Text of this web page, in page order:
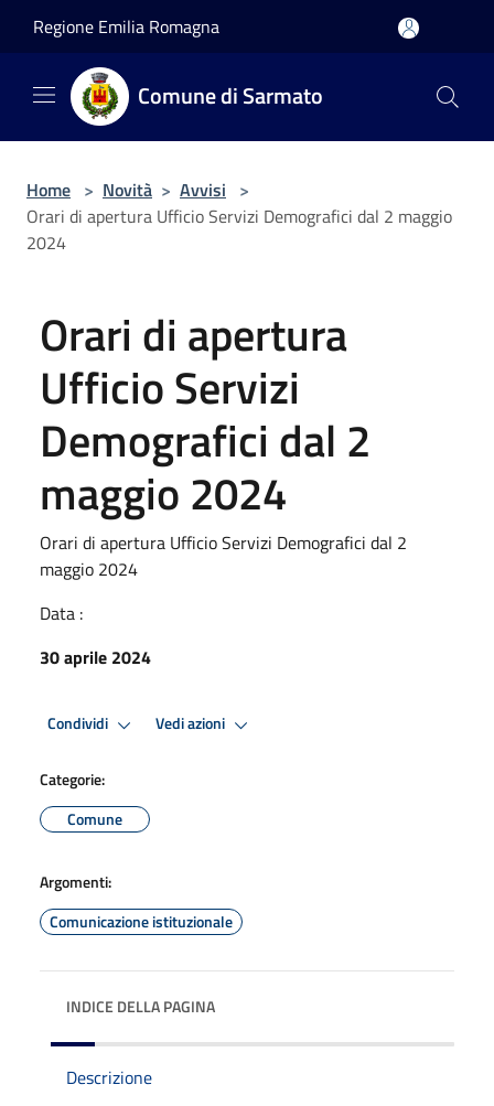
Regione Emilia Romagna
Comune di Sarmato
Home > Novità > Avvisi >
Orari di apertura Ufficio Servizi Demografici dal 2 maggio
2024
Orari di apertura
Ufficio Servizi
Demografici dal 2
maggio 2024
Orari di apertura Ufficio Servizi Demografici dal 2
maggio 2024
Data :
30 aprile 2024
Condividi Vedi azioni
Categorie:
Comune
Argomenti:
Comunicazione istituzionale
INDICE DELLA PAGINA
Descrizione